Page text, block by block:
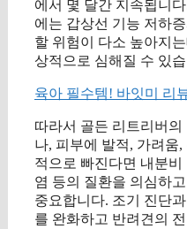
에서 몇 달간 지속됩니
에는 갑상선 기능 저하
할 위험이 다소 높아지
상적으로 심해질 수 있
육아 필수템! 바잇미 리
따라서 골든 리트리버
나, 피부에 발적, 가려움
적으로 빠진다면 내분
염 등의 질환을 의심하
중요합니다. 조기 진단
를 완화하고 반려견의